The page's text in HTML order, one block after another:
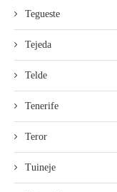
Tegueste
Tejeda
Telde
Tenerife
Teror
Tuineje